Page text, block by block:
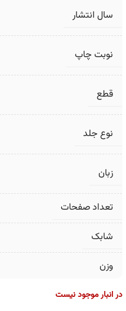
سال انتشار
نوبت چاپ
قطع
نوع جلد
زبان
تعداد صفحات
شابک
وزن
در انبار موجود نیست